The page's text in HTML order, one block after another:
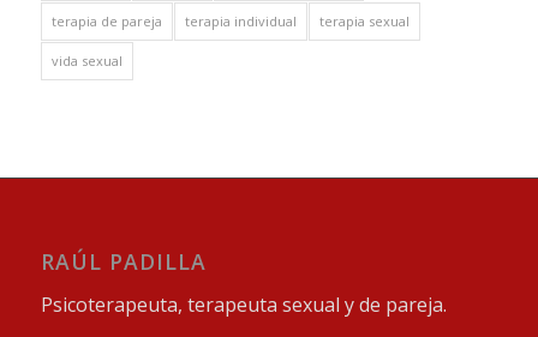
terapia de pareja terapia individual terapia sexual
vida sexual
RAÚL PADILLA
Psicoterapeuta, terapeuta sexual y de pareja.